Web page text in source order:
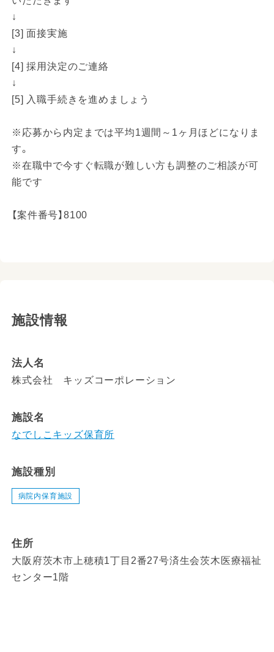
↓
[3] 面接実施
↓
[4] 採用決定のご連絡
↓
[5] 入職手続きを進めましょう
※応募から内定までは平均1週間～1ヶ月ほどになりま
す。
※在職中で今すぐ転職が難しい方も調整のご相談が可
能です
【案件番号】8100
施設情報
法人名
株式会社 キッズコーポレーション
施設名
なでしこキッズ保育所
施設種別
病院内保育施設
住所
大阪府茨木市上穂積1丁目2番27号済生会茨木医療福祉
センター1階